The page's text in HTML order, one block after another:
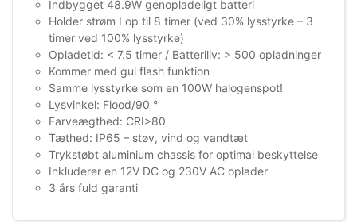
Indbygget 48.9W genopladeligt batteri
Holder strøm I op til 8 timer (ved 30% lysstyrke – 3
timer ved 100% lysstyrke)
Opladetid: < 7.5 timer / Batteriliv: > 500 opladninger
Kommer med gul flash funktion
Samme lysstyrke som en 100W halogenspot!
Lysvinkel: Flood/90 °
Farveægthed: CRI>80
Tæthed: IP65 – støv, vind og vandtæt
Trykstøbt aluminium chassis for optimal beskyttelse
Inkluderer en 12V DC og 230V AC oplader
3 års fuld garanti